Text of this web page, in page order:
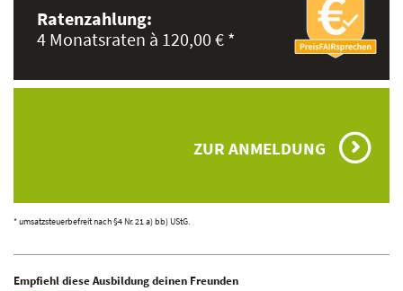
Ratenzahlung:
4 Monatsraten à 120,00 € *
ZUR ANMELDUNG
* umsatzsteuerbefreit nach §4 Nr. 21 a) bb) UStG.
Empfiehl diese Ausbildung deinen Freunden